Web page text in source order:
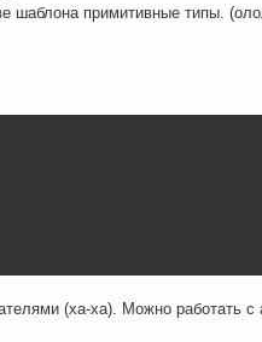
шаблона примитивные типы.
(ха-ха). Можно работать